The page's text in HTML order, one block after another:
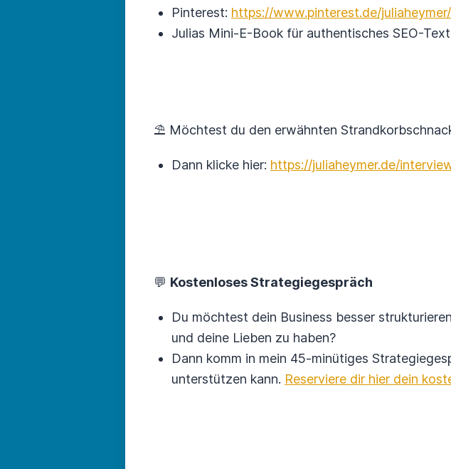
Pinterest: https://www.pinterest.de/juliaheymer/
Julias Mini-E-Book für authentisches SEO-
⛱ Möchtest du den erwähnten
Dann klicke hier: https://juliaheymer.de/
💬 Kostenloses Strategiegespräch
Du möchtest dein Business besser
und deine Lieben zu haben?
Dann komm in mein 45-minütiges
unterstützen kann. Reserviere dir hier dein